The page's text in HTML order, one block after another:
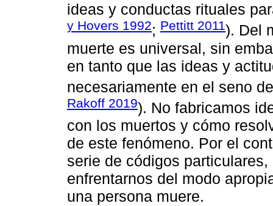
ideas y conductas rituales
y Hovers 1992; Pettitt 2011). Del
muerte es universal, sin
en tanto que las ideas y
necesariamente en el seno
Rakoff 2019). No fabricamos
con los muertos y cómo
de este fenómeno. Por el
serie de códigos
enfrentarnos del modo
una persona muere.